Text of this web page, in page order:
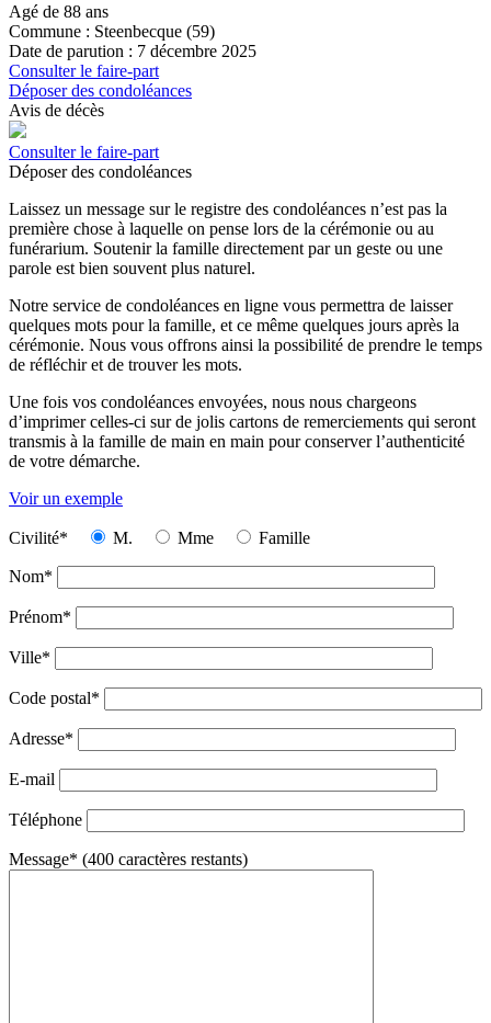
Agé de 88 ans
Commune : Steenbecque (59)
Date de parution : 7 décembre 2025
Consulter le faire-part
Déposer des condoléances
Avis de décès
Consulter le faire-part
Déposer des condoléances
Laissez un message sur le registre des condoléances n’est pas la
première chose à laquelle on pense lors de la cérémonie ou au
funérarium. Soutenir la famille directement par un geste ou une
parole est bien souvent plus naturel.
Notre service de condoléances en ligne vous permettra de laisser
quelques mots pour la famille, et ce même quelques jours après la
cérémonie. Nous vous offrons ainsi la possibilité de prendre le temps
de réfléchir et de trouver les mots.
Une fois vos condoléances envoyées, nous nous chargeons
d’imprimer celles-ci sur de jolis cartons de remerciements qui seront
transmis à la famille de main en main pour conserver l’authenticité
de votre démarche.
Voir un exemple
Civilité* M. Mme Famille
Nom*
Prénom*
Ville*
Code postal*
Adresse*
E-mail
Téléphone
Message* (400 caractères restants)